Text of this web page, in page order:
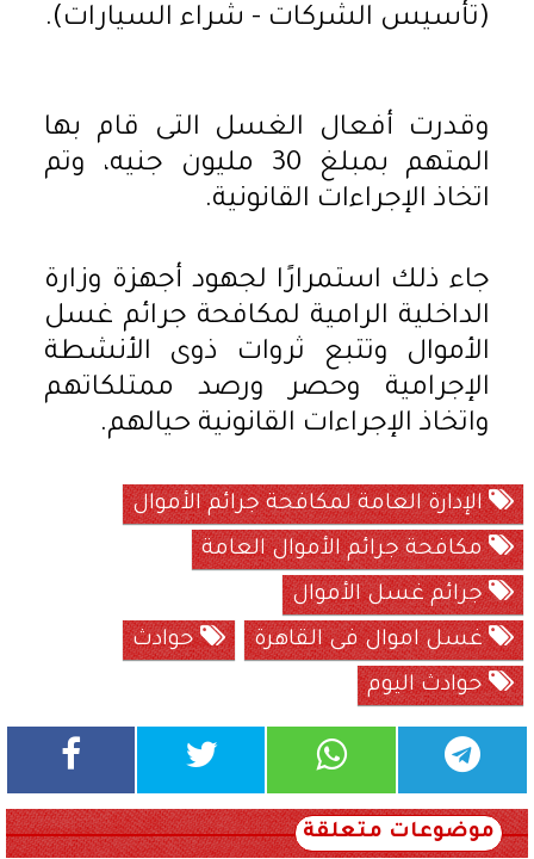
(تأسيس الشركات - شراء السيارات).
وقدرت أفعال الغسل التى قام بها
المتهم بمبلغ 30 مليون جنيه، وتم
اتخاذ الإجراءات القانونية.
جاء ذلك استمرارًا لجهود أجهزة وزارة
الداخلية الرامية لمكافحة جرائم غسل
الأموال وتتبع ثروات ذوى الأنشطة
الإجرامية وحصر ورصد ممتلكاتهم
واتخاذ الإجراءات القانونية حيالهم.
الإدارة العامة لمكافحة جرائم الأموال
مكافحة جرائم الأموال العامة
جرائم غسل الأموال
غسل اموال فى القاهرة
حوادث
حوادث اليوم
موضوعات متعلقة